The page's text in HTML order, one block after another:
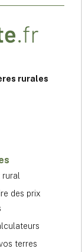
rurales
des prix
terres